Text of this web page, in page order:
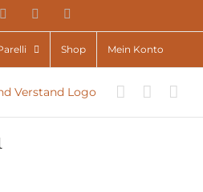
FacebookInstagram
Shop Mein Konto